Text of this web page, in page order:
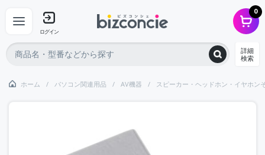
ログイン
0
詳細
検索
ホーム パソコン関連用品 AV機器 スピーカー・ヘッドホン・イヤホン